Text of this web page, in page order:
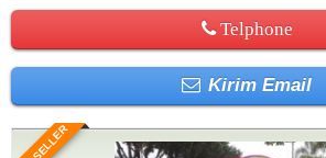
Telphone
Kirim Email